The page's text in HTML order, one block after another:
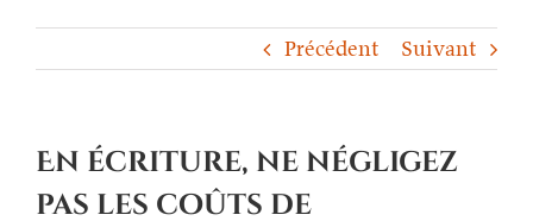
Précédent Suivant
En écriture, ne négligez
pas les coûts de